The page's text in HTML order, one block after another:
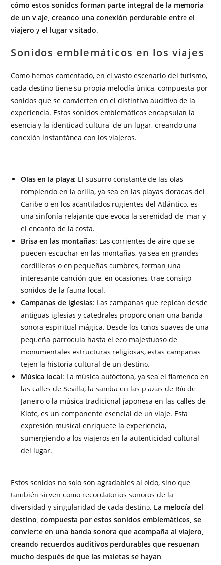
cómo estos sonidos forman parte integral de la memoria
de un viaje, creando una conexión perdurable entre el
viajero y el lugar visitado.
Sonidos emblemáticos en los viajes
Como hemos comentado, en el vasto escenario del turismo,
cada destino tiene su propia melodía única, compuesta por
sonidos que se convierten en el distintivo auditivo de la
experiencia. Estos sonidos emblemáticos encapsulan la
esencia y la identidad cultural de un lugar, creando una
conexión instantánea con los viajeros.
Olas en la playa: El susurro constante de las olas
rompiendo en la orilla, ya sea en las playas doradas del
Caribe o en los acantilados rugientes del Atlántico, es
una sinfonía relajante que evoca la serenidad del mar y
el encanto de la costa.
Brisa en las montañas: Las corrientes de aire que se
pueden escuchar en las montañas, ya sea en grandes
cordilleras o en pequeñas cumbres, forman una
interesante canción que, en ocasiones, trae consigo
sonidos de la fauna local.
Campanas de iglesias: Las campanas que repican desde
antiguas iglesias y catedrales proporcionan una banda
sonora espiritual mágica. Desde los tonos suaves de una
pequeña parroquia hasta el eco majestuoso de
monumentales estructuras religiosas, estas campanas
tejen la historia cultural de un destino.
Música local: La música autóctona, ya sea el flamenco en
las calles de Sevilla, la samba en las plazas de Río de
Janeiro o la música tradicional japonesa en las calles de
Kioto, es un componente esencial de un viaje. Esta
expresión musical enriquece la experiencia,
sumergiendo a los viajeros en la autenticidad cultural
del lugar.
Estos sonidos no solo son agradables al oído, sino que
también sirven como recordatorios sonoros de la
diversidad y singularidad de cada destino. La melodía del
destino, compuesta por estos sonidos emblemáticos, se
convierte en una banda sonora que acompaña al viajero,
creando recuerdos auditivos perdurables que resuenan
mucho después de que las maletas se hayan